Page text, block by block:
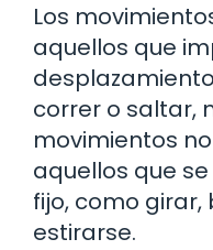
Los
aquellos que
correr o saltar,
movimientos
aquellos que
fijo, como
estirarse.